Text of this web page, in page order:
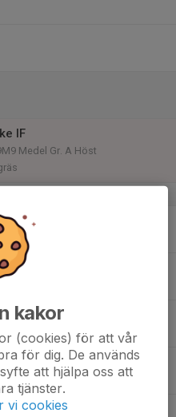
IF
Medel Gr. A Höst
SK F11
kakor
(cookies) för att vår
för dig. De används
att hjälpa oss att
tjänster.
vi cookies